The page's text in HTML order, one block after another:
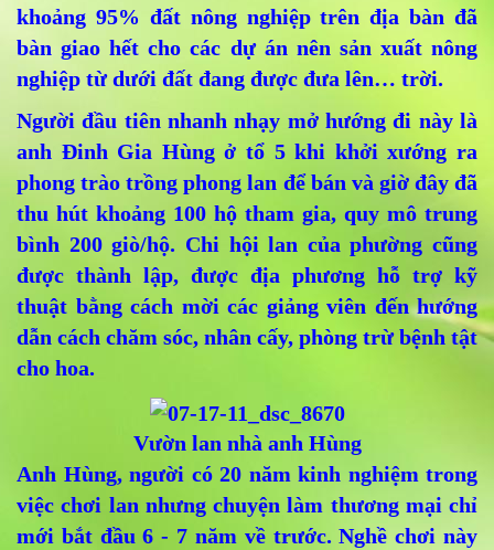
khoảng 95% đất nông nghiệp trên địa bàn đã
bàn giao hết cho các dự án nên sản xuất nông
nghiệp từ dưới đất đang được đưa lên… trời.
Người đầu tiên nhanh nhạy mở hướng đi này là
anh Đinh Gia Hùng ở tổ 5 khi khởi xướng ra
phong trào trồng phong lan để bán và giờ đây đã
thu hút khoảng 100 hộ tham gia, quy mô trung
bình 200 giò/hộ. Chi hội lan của phường cũng
được thành lập, được địa phương hỗ trợ kỹ
thuật bằng cách mời các giảng viên đến hướng
dẫn cách chăm sóc, nhân cấy, phòng trừ bệnh tật
cho hoa.
Vườn lan nhà anh Hùng
Anh Hùng, người có 20 năm kinh nghiệm trong
việc chơi lan nhưng chuyện làm thương mại chỉ
mới bắt đầu 6 - 7 năm về trước. Nghề chơi này